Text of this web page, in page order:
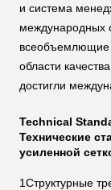
и система
международных
всеобъемлющие
области
достигли
Technical
Технические
усиленной
1Структурные